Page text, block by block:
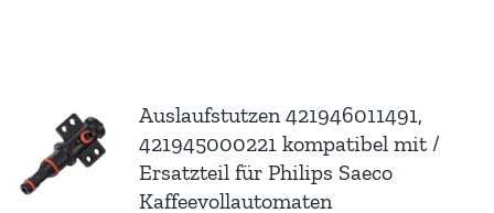
Auslaufstutzen 421946011491,
421945000221 kompatibel mit /
Ersatzteil für Philips Saeco
Kaffeevollautomaten